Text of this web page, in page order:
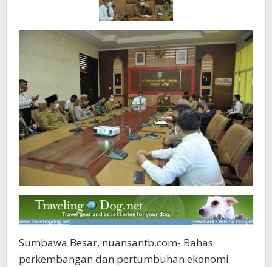
Sumbawa Besar, nuansantb.com- Bahas
perkembangan dan pertumbuhan ekonomi